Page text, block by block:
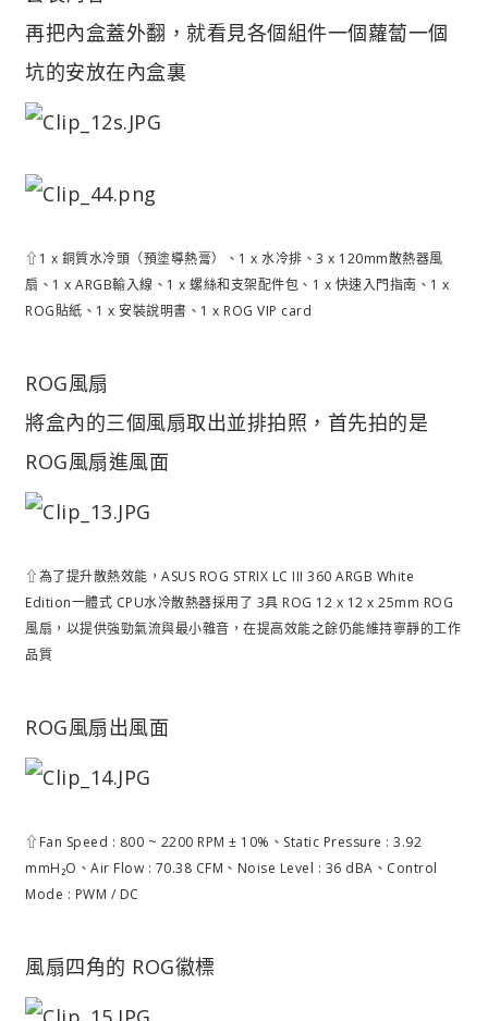
再把內盒蓋外翻，就看見各個組件一個蘿蔔一個
坑的安放在內盒裏
⇧1 x 銅質水冷頭（預塗導熱膏）、1 x 水冷排、3 x 120mm散熱器風
扇、1 x ARGB輸入線、1 x 螺絲和支架配件包、1 x 快速入門指南、1 x
ROG貼紙、1 x 安裝說明書、1 x ROG VIP card
ROG風扇
將盒內的三個風扇取出並排拍照，首先拍的是
ROG風扇進風面
⇧為了提升散熱效能，ASUS ROG STRIX LC III 360 ARGB White
Edition一體式 CPU水冷散熱器採用了 3具 ROG 12 x 12 x 25mm ROG
風扇，以提供強勁氣流與最小雜音，在提高效能之餘仍能維持寧靜的工作
品質
ROG風扇出風面
⇧Fan Speed : 800 ~ 2200 RPM ± 10%、Static Pressure : 3.92
mmH₂O、Air Flow : 70.38 CFM、Noise Level : 36 dBA、Control
Mode : PWM / DC
風扇四角的 ROG徽標